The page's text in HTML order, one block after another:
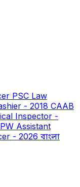
PSC Law
- 2018 CAAB
Inspector -
Assistant
- 2026 বাংলা